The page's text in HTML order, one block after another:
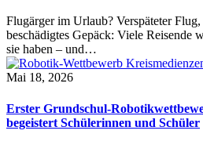
Flugärger im Urlaub? Verspäteter
beschädigtes Gepäck: Viele Reisende
sie haben – und…
Mai 18, 2026
Erster Grundschul-
begeistert Schülerinnen und Schüler